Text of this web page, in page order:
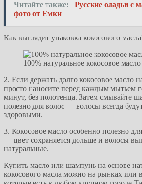
Читайте также:
Русские оладьи с
фото от Емки
Как выглядит упаковка кокосового
100% натуральное кокосовое
2. Если держать долго кокосовое масло
просто наносите перед каждым мытьем
минут, без полотенца. Затем смывайте
полезно для волос — волосы всегда
здоровыми.
3. Кокосовое масло особенно полезно
— цвет сохраняется дольше и волосы
натуральные.
Купить масло или шампунь на основе
кокосового масла можно на рынках или